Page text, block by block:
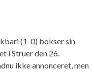
(1-0) bokser sin
i Struer den 26.
ikke annonceret, men